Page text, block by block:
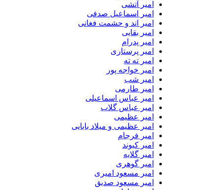
امیر آتشی
امیر اسماعیل صدفی
امیر اند و حشمت فغانی
امیر بقایی
امیر پدرام
امیر پرستاری
امیر ته ته
امیر خواجه پور
امیر شب
امیر طارمی
امیر عباس اسماعیلی
امیر عباس گلاب
امیر عظیمی
امیر عظیمی و میلاد بابایی
امیر فرجام
امیر کیوند
امیر گلایه
امیر گوهری
امیر مسعود امیری
امیر مسعود صدیق